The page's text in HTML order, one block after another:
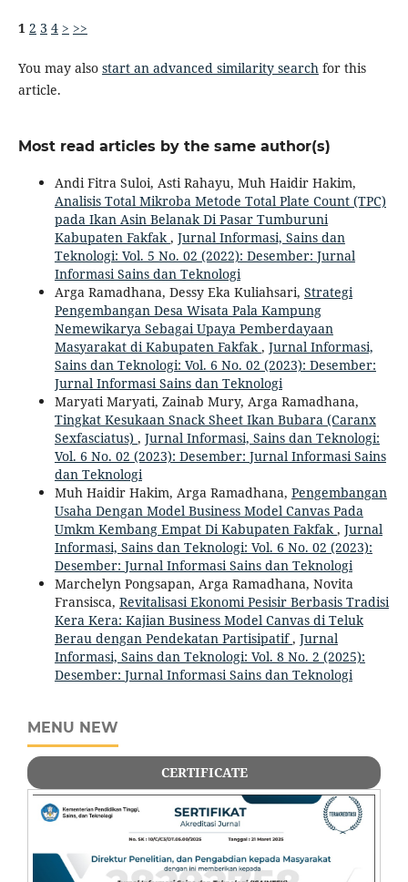
1 2 3 4 > >>
You may also start an advanced similarity searchfor this
article.
Most read articles by the same author(s)
Andi Fitra Suloi, Asti Rahayu, Muh Haidir Hakim,
Analisis Total Mikroba Metode Total Plate Count (TPC)
pada Ikan Asin Belanak Di Pasar Tumburuni
Kabupaten Fakfak, Jurnal Informasi, Sains dan
Teknologi: Vol. 5 No. 02 (2022): Desember: Jurnal
Informasi Sains dan Teknologi
Arga Ramadhana, Dessy Eka Kuliahsari, Strategi
Pengembangan Desa Wisata Pala Kampung
Nemewikarya Sebagai Upaya Pemberdayaan
Masyarakat di Kabupaten Fakfak, Jurnal Informasi,
Sains dan Teknologi: Vol. 6 No. 02 (2023): Desember:
Jurnal Informasi Sains dan Teknologi
Maryati Maryati, Zainab Mury, Arga Ramadhana,
Tingkat Kesukaan Snack Sheet Ikan Bubara (Caranx
Sexfasciatus) , Jurnal Informasi, Sains dan Teknologi:
Vol. 6 No. 02 (2023): Desember: Jurnal Informasi Sains
dan Teknologi
Muh Haidir Hakim, Arga Ramadhana, Pengembangan
Usaha Dengan Model Business Model Canvas Pada
Umkm Kembang Empat Di Kabupaten Fakfak, Jurnal
Informasi, Sains dan Teknologi: Vol. 6 No. 02 (2023):
Desember: Jurnal Informasi Sains dan Teknologi
Marchelyn Pongsapan, Arga Ramadhana, Novita
Fransisca, Revitalisasi Ekonomi Pesisir Berbasis Tradisi
Kera Kera: Kajian Business Model Canvas di Teluk
Berau dengan Pendekatan Partisipatif, Jurnal
Informasi, Sains dan Teknologi: Vol. 8 No. 2 (2025):
Desember: Jurnal Informasi Sains dan Teknologi
MENU NEW
CERTIFICATE